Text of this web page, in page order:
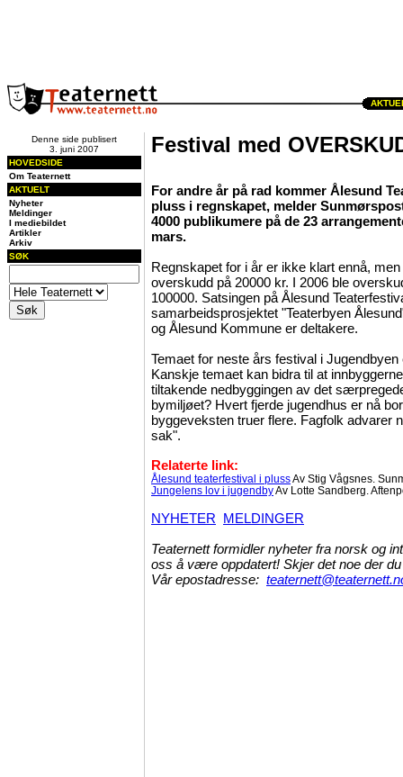
Denne side publisert
3. juni 2007
HOVEDSIDE
Om Teaternett
AKTUELT
Nyheter
Meldinger
I mediebildet
Artikler
Arkiv
SØK
Festival med
For andre år på rad kommer Ålesund
pluss i regnskapet, melder
4000 publikumere på de 23
mars.
Regnskapet for i år er ikke klart ennå,
overskudd på 20000 kr. I 2006 ble
100000. Satsingen på Ålesund
samarbeidsprosjektet "Teaterbyen
og Ålesund Kommune er deltakere.
Temaet for neste års festival i
Kanskje temaet kan bidra til at
tiltakende nedbyggingen av det
bymiljøet? Hvert fjerde jugendhus er nå
byggeveksten truer flere. Fagfolk advarer
sak".
Relaterte link:
Ålesund teaterfestival i plussAv Stig Vågsnes.
Jungelens lov i jugendbyAv Lotte Sandberg.
NYHETER MELDINGER
Teaternett formidler nyheter fra norsk og
oss å være oppdatert! Skjer det noe der
Vår epostadresse: